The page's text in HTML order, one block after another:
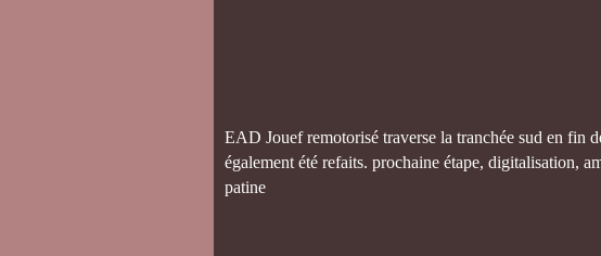
EAD Jouef remotorisé traverse la tranchée sud en fin
également été refaits. prochaine étape, digitalisation,
patine